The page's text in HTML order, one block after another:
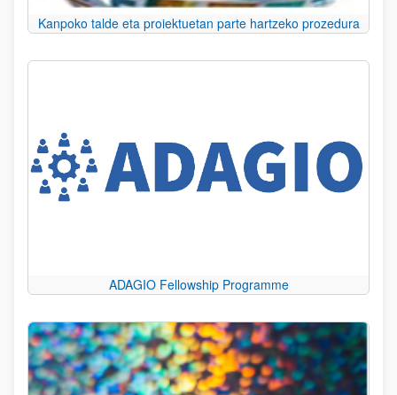
Kanpoko talde eta proiektuetan parte hartzeko prozedura
ADAGIO Fellowship Programme